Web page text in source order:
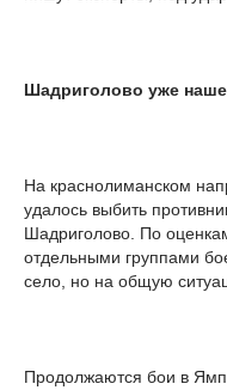
Шадриголово уже наше
На краснолиманском
удалось выбить
Шадриголово. По
отдельными группами
село, но на общую
Продолжаются бои в